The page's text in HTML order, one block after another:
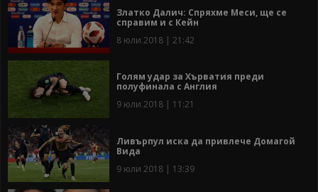
Златко Далич: Спряхме Меси, ще се
справим и с Кейн
8 юли 2018 | 21:42
Голям удар за Хърватия преди
полуфинала с Англия
9 юли 2018 | 11:21
Ливърпул иска да привлече Домагой
Вида
9 юли 2018 | 13:39